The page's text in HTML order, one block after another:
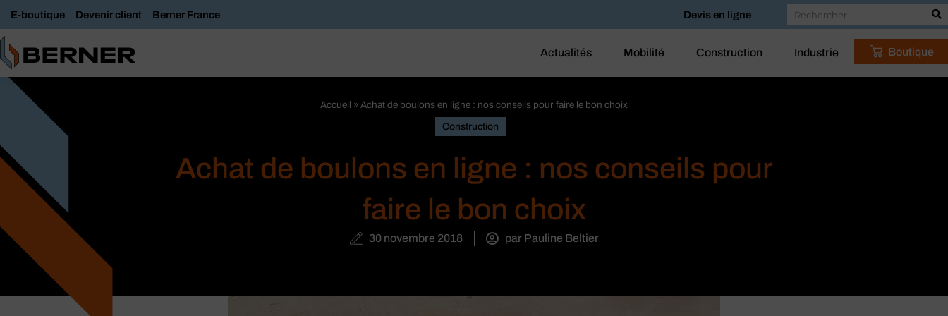
E-boutique Devenir client Berner France Devis en ligne
Actualités Mobilité Construction Industrie Boutique
Accueil » Achat de boulons en ligne : nos conseils pour faire le bon choix
Construction
Achat de boulons en ligne : nos conseils pour
faire le bon choix
30 novembre 2018 par Pauline Beltier